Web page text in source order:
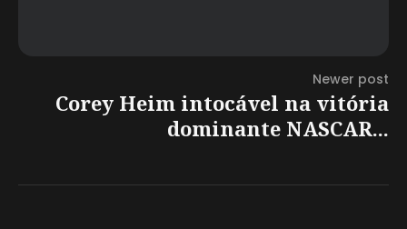
Newer post
Corey Heim intocável na vitória
dominante NASCAR...